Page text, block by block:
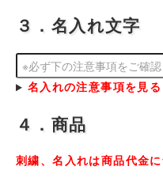
３．名入れ文字
名入れの注意事項を見る
４．商品
刺繍、名入れは商品代金に